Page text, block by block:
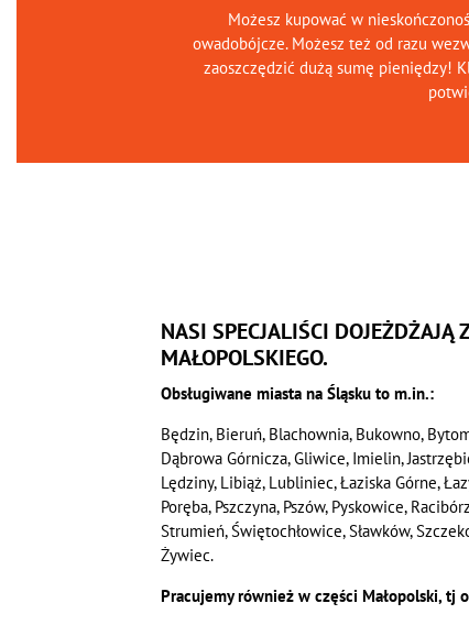
Możesz kupować w
owadobójcze. Możesz też od razu
zaoszczędzić dużą sumę pieniędzy!
NASI SPECJALIŚCI DOJEŻDŻAJĄ
MAŁOPOLSKIEGO.
Obsługiwane miasta na Śląsku to m.in.:
Będzin, Bieruń, Blachownia, Bukowno,
Dąbrowa Górnicza, Gliwice, Imielin,
Lędziny, Libiąż, Lubliniec, Łaziska Górne,
Poręba, Pszczyna, Pszów, Pyskowice,
Strumień, Świętochłowice, Sławków,
Żywiec.
Pracujemy również w części Małopolski, tj